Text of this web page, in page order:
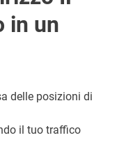
in un
delle posizioni di
il tuo traffico